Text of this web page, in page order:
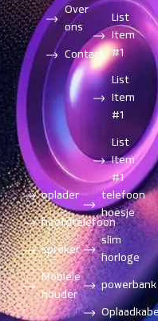
Over
ons
Contact
List
Item
#1
List
Item
#1
List
Item
#1
oplader
hoofdtelefoon
spreker
Mobiele
houder
telefoon
hoesje
slim
horloge
powerbank